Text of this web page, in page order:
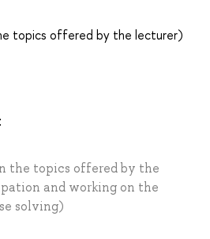
topics offered by the lecturer)
the topics offered by the
and working on the
solving)